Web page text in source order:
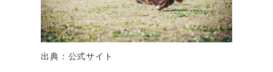
出典：公式サイト